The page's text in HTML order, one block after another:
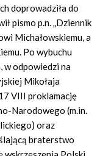
doprowadziła do
pismo p.n. „Dziennik
Michałowskiemu, a
Po wybuchu
w odpowiedzi na
Mikołaja
VIII proklamację
Narodowego (m.in.
oraz
braterstwo